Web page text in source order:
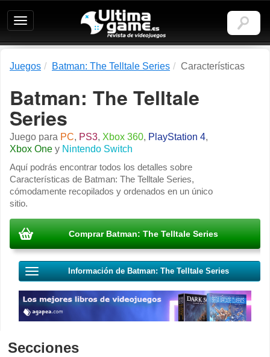
Ultimagame:
Revista
de
Juegos Batman: The Telltale Series Características
Batman: The Telltale
Series
Juego para PC, PS3, Xbox 360, PlayStation 4,
Xbox One y Nintendo Switch
Aquí podrás encontrar todos los detalles sobre
Características de Batman: The Telltale Series,
cómodamente recopilados y ordenados en un único
sitio.
Comprar Batman: The Telltale Series
Información de Batman: The Telltale Series
Secciones